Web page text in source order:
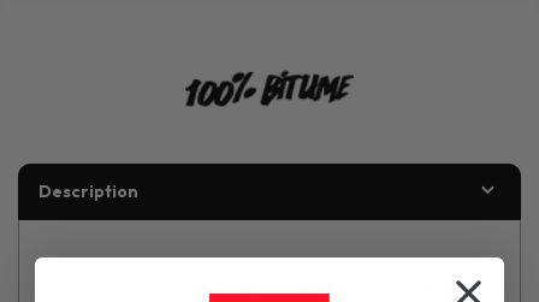
Description
T-Shirt 100% Bitume Art Letter White Black